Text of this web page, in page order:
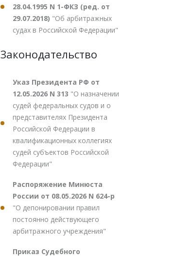
28.04.1995 N 1-ФКЗ (ред. от
29.07.2018) "Об арбитражных
судах в Российской Федерации"
Законодательство
Указ Президента РФ от
12.05.2026 N 313 "О назначении
судей федеральных судов и о
представителях Президента
Российской Федерации в
квалификационных коллегиях
судей субъектов Российской
Федерации"
Распоряжение Минюста
России от 08.05.2026 N 624-р
"О депонировании правил
постоянно действующего
арбитражного учреждения"
Приказ Судебного